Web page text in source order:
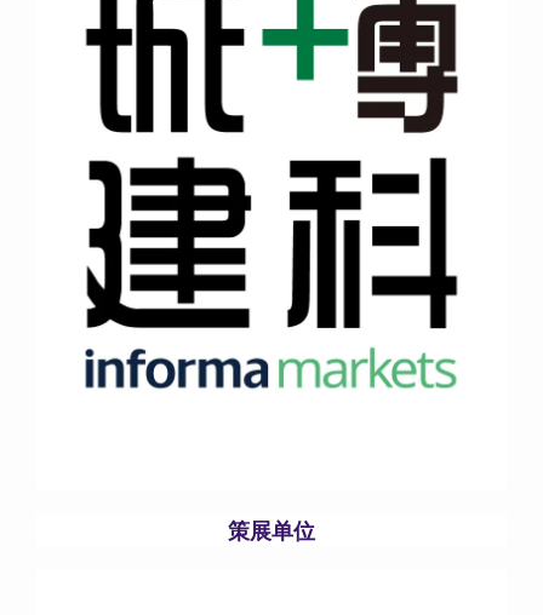
策展单位